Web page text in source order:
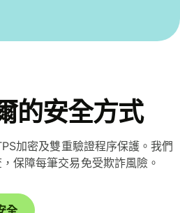
的安全方式
加密及雙重驗證程序保護。我們
保障每筆交易免受欺詐風險。